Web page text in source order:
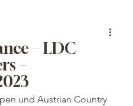
– LDC
–
und Austrian Country